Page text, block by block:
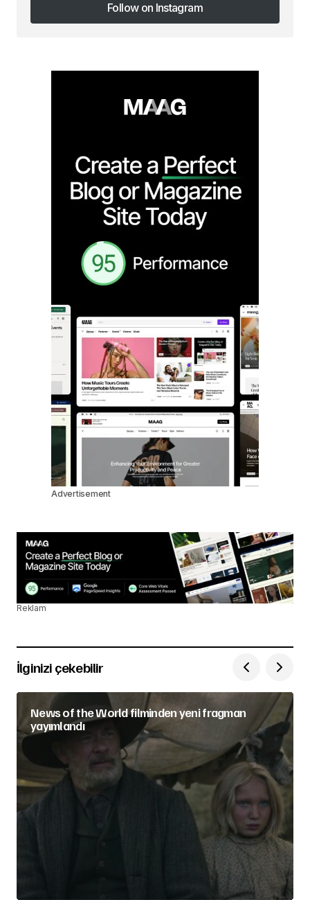
Follow on Instagram
Follow on Instagram
Advertisement
Reklam
İlginizi çekebilir
News of the World filminden yeni fragman
yayımlandı